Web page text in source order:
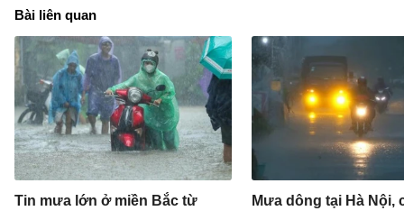
Bài liên quan
Tin mưa lớn ở miền Bắc từ
Mưa dông tại Hà Nội,